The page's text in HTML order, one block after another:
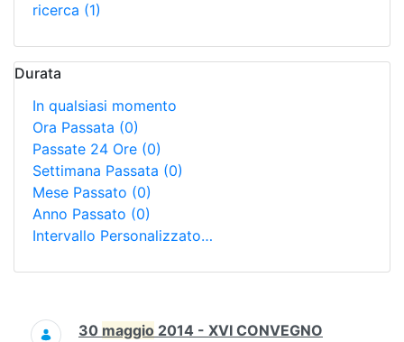
ricerca (1)
Durata
In qualsiasi momento
Ora Passata (0)
Passate 24 Ore (0)
Settimana Passata (0)
Mese Passato (0)
Anno Passato (0)
Intervallo Personalizzato…
Ricerca
30 maggio 2014 - XVI CONVEGNO